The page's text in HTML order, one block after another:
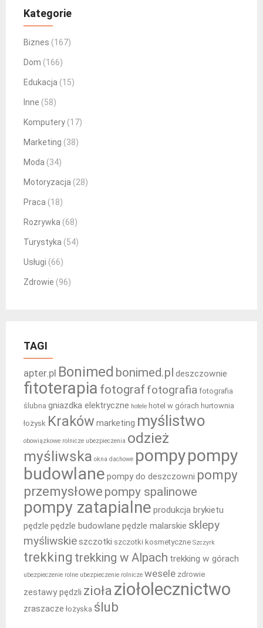
Kategorie
Biznes (167)
Dom (166)
Edukacja (15)
Inne (58)
Komputery (17)
Marketing (38)
Moda (34)
Motoryzacja (28)
Praca (18)
Rozrywka (68)
Turystyka (54)
Usługi (66)
Zdrowie (96)
TAGI
apter.pl Bonimed bonimed.pl deszczownie
fitoterapia fotograffotografia fotografia
ślubna gniazdka elektryczne hotele hotel w górach hurtownia
łożysk Kraków marketing myślistwo
obowiązkowe rolnicze ubezpieczenia odzież
myśliwska okna dachowe pompypompy
budowlane pompy do deszczowni pompy
przemysłowe pompy spalinowe
pompy zatapialne produkcja brykietu
pędzle pędzle budowlane pędzle malarskie sklepy
myśliwskieszczotki szczotki kosmetyczne Szczyrk
trekking trekking w Alpach trekking w górach
ubezpieczenie rolne ubezpieczenie rolnicze wesele zdrowie
zestawy pędzli zioła ziołolecznictwo
zraszacze łożyska ślub